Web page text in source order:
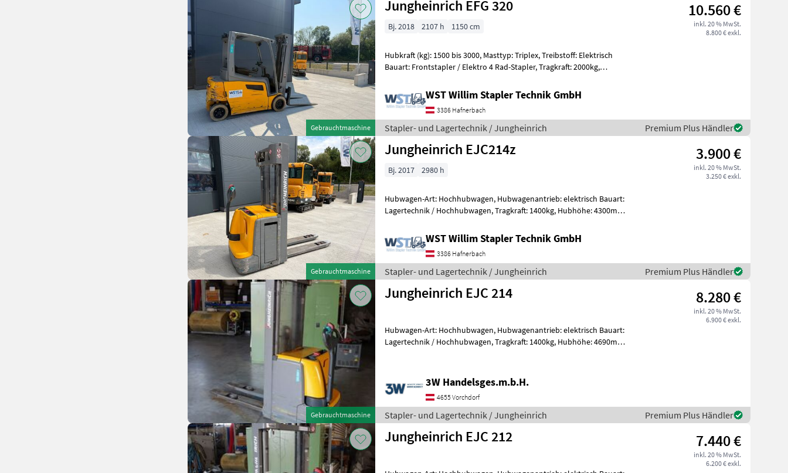
Gebrauchtmaschine
Jungheinrich EFG 320 10.560 €
inkl. 20 % MwSt.
8.800 € exkl.
Bj. 2018 2107 h 1150 cm
Hubkraft (kg): 1500 bis 3000, Masttyp: Triplex, Treibstoff: Elektrisch
Bauart: Frontstapler / Elektro 4 Rad-Stapler, Tragkraft: 2000kg,
WST Willim Stapler Technik GmbH
3386 Hafnerbach
Stapler- und Lagertechnik / Jungheinrich Premium Plus Händler
Gebrauchtmaschine
Jungheinrich EJC214z 3.900 €
inkl. 20 % MwSt.
3.250 € exkl.
Bj. 2017 2980 h
Hubwagen-Art: Hochhubwagen, Hubwagenantrieb: elektrisch Bauart:
Lagertechnik / Hochhubwagen, Tragkraft: 1400kg, Hubhöhe: 4300mm,
WST Willim Stapler Technik GmbH
3386 Hafnerbach
Stapler- und Lagertechnik / Jungheinrich Premium Plus Händler
Gebrauchtmaschine
Jungheinrich EJC 214 8.280 €
inkl. 20 % MwSt.
6.900 € exkl.
Hubwagen-Art: Hochhubwagen, Hubwagenantrieb: elektrisch Bauart:
Lagertechnik / Hochhubwagen, Tragkraft: 1400kg, Hubhöhe: 4690mm,
3W Handelsges.m.b.H.
4655 Vorchdorf
Stapler- und Lagertechnik / Jungheinrich Premium Plus Händler
Jungheinrich EJC 212 7.440 €
inkl. 20 % MwSt.
6.200 € exkl.